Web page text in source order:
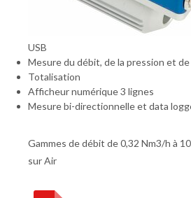
USB
Mesure du débit, de la pression et
Totalisation
Afficheur numérique 3 lignes
Mesure bi-directionnelle et data
Gammes de débit de 0,32 Nm3/h à
sur Air